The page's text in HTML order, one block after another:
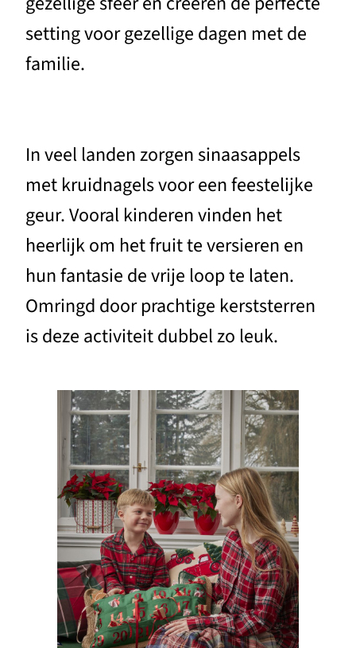
setting voor gezellige dagen met de
familie.
In veel landen zorgen sinaasappels
met kruidnagels voor een feestelijke
geur. Vooral kinderen vinden het
heerlijk om het fruit te versieren en
hun fantasie de vrije loop te laten.
Omringd door prachtige kerststerren
is deze activiteit dubbel zo leuk.